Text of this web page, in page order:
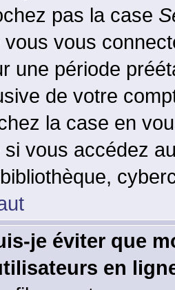
pas la case
vous vous
une période
de votre
la case en
vous accédez
je éviter que
en